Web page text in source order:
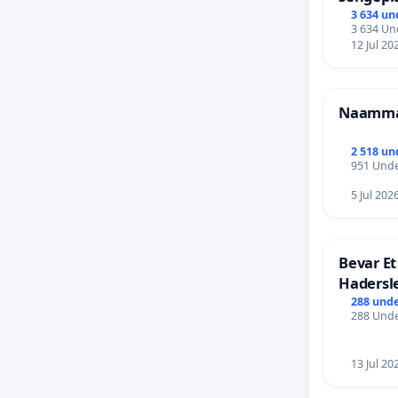
vi
kan der
Når vi
Begge
(og i
hvor
3 634
3 634
12 Jul
2 518
951
5 Jul
Bevar
288
288
13 Jul